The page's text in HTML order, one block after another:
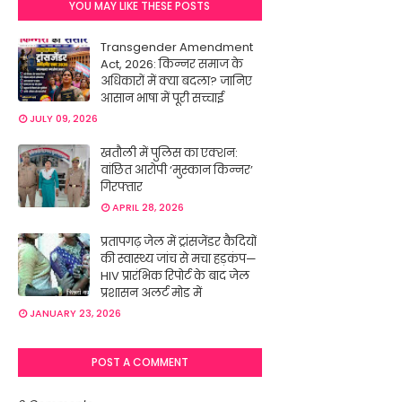
YOU MAY LIKE THESE POSTS
Transgender Amendment
Act, 2026: किन्नर समाज के
अधिकारों में क्या बदला? जानिए
आसान भाषा में पूरी सच्चाई
JULY 09, 2026
खतौली में पुलिस का एक्शन:
वांछित आरोपी ‘मुस्कान किन्नर’
गिरफ्तार
APRIL 28, 2026
प्रतापगढ़ जेल में ट्रांसजेंडर कैदियों
की स्वास्थ्य जांच से मचा हड़कंप—
HIV प्रारंभिक रिपोर्ट के बाद जेल
प्रशासन अलर्ट मोड में
JANUARY 23, 2026
POST A COMMENT